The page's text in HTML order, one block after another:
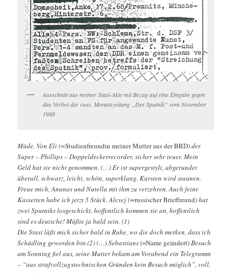
Ausschnitt aus meiner Stasi-Akte mit Bezug auf eine Eingabe gegen
das Verbot der russ. Monatszeitung „Der Sputnik“ vom November
1988
Müde. Von Eli (=Studienfreundin meiner Mutter aus der BRD) der
Super – Phillips – Doppeldeckerrecorder, sicher sehr teuer. Mein
Geld hat sie nicht genommen. (…) Er ist supergestylt, abgerundet
überall, schwarz, leicht, schön, superklang. Karsten wird staunen.
Freue mich, Ananas und Nutella mit ihm zu verzehren. Auch feine
Kassetten habe ich jetzt 5 Stück. Alexej (=russischer Brieffreund) hat
zwei Sputniks losgeschickt, hoffentlich kommen sie an, hoffentlich
sind es deutsche! Müßte ja bald sein. (1)
Die Stasi läßt mich sicher bald in Ruhe, wo die doch merken, dass ich
Schädling geworden bin.(2) (…) Sebastians(=Name geändert)Besuch
am Sonntag fiel aus, seine Mutter bekam am Vorabend ein Telegramm
– “aus strafvollzugstechnischen Gründen kein Besuch möglich”, voll,